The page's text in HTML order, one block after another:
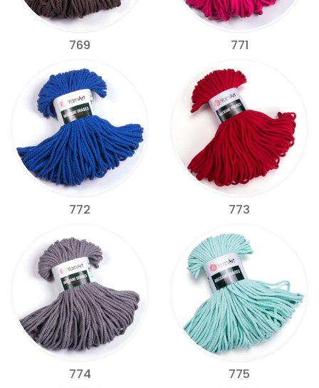
769 771
772 773
774 775